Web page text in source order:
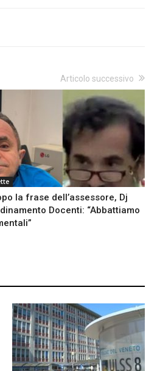
Articolo successivo
la frase dell’assessore, Dj
Docenti: “Abbattiamo